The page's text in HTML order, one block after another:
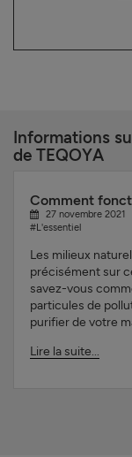
Informations
de TEQOYA
Comment
27 novembre 2021
#L'essentiel
Les milieux
précisément sur
savez-vous
particules de
purifier de votre
Lire la suite...